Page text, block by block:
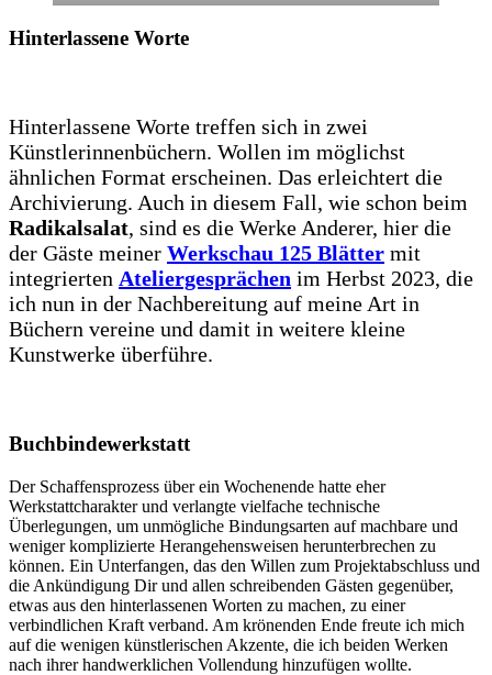
Hinterlassene Worte
Hinterlassene Worte treffen sich in zwei
Künstlerinnenbüchern. Wollen im möglichst
ähnlichen Format erscheinen. Das erleichtert die
Archivierung. Auch in diesem Fall, wie schon beim
Radikalsalat, sind es die Werke Anderer, hier die
der Gäste meiner Werkschau 125 Blätter mit
integrierten Ateliergesprächen im Herbst 2023, die
ich nun in der Nachbereitung auf meine Art in
Büchern vereine und damit in weitere kleine
Kunstwerke überführe.
Buchbindewerkstatt
Der Schaffensprozess über ein Wochenende hatte eher
Werkstattcharakter und verlangte vielfache technische
Überlegungen, um unmögliche Bindungsarten auf machbare und
weniger komplizierte Herangehensweisen herunterbrechen zu
können. Ein Unterfangen, das den Willen zum Projektabschluss und
die Ankündigung Dir und allen schreibenden Gästen gegenüber,
etwas aus den hinterlassenen Worten zu machen, zu einer
verbindlichen Kraft verband. Am krönenden Ende freute ich mich
auf die wenigen künstlerischen Akzente, die ich beiden Werken
nach ihrer handwerklichen Vollendung hinzufügen wollte.